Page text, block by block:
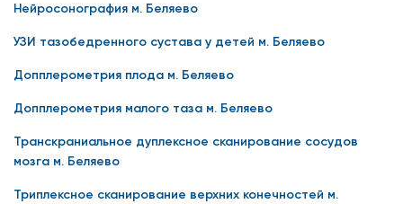
Нейросонография м. Беляево
УЗИ тазобедренного сустава у детей м. Беляево
Допплерометрия плода м. Беляево
Допплерометрия малого таза м. Беляево
Транскраниальное дуплексное сканирование сосудов
мозга м. Беляево
Триплексное сканирование верхних конечностей м.